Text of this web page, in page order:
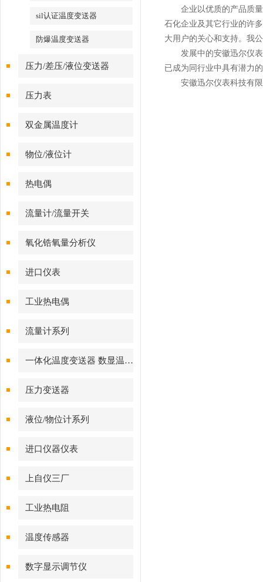
sil认证温度变送器
防爆温度变送器
压力/差压/液位变送器
压力表
双金属温度计
物位/液位计
热电偶
流量计/流量开关
氧化锆氧量分析仪
进口仪表
工业热电偶
流量计系列
一体化温度变送器 数显温度计
压力变送器
液位/物位计系列
进口仪器仪表
上自仪三厂
工业热电阻
温度传感器
数字显示调节仪
企业以优质的产品质量
石化企业及其它行业的许
大用户的关心和支持。我
发展中的安徽迅尔仪表
已成为同行业中具有潜力
安徽迅尔仪表科技有